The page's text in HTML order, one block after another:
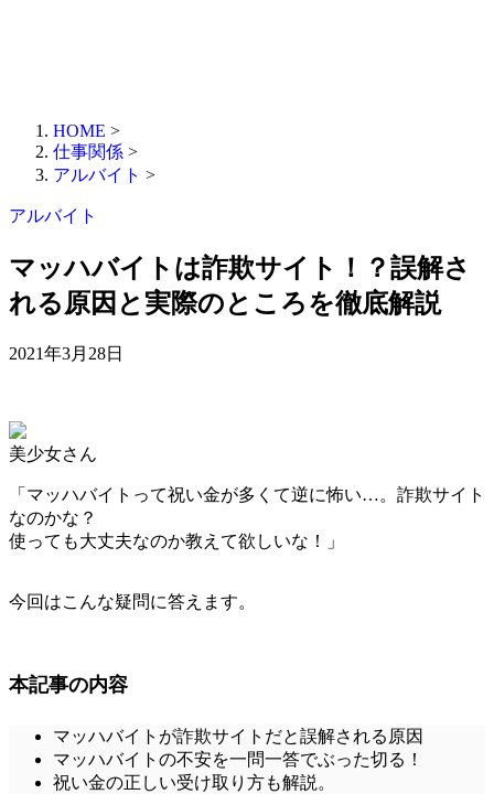
HOME >
仕事関係 >
アルバイト >
アルバイト
マッハバイトは詐欺サイト！？誤解さ
れる原因と実際のところを徹底解説
2021年3月28日
美少女さん
「マッハバイトって祝い金が多くて逆に怖い…。詐欺サイト
なのかな？
使っても大丈夫なのか教えて欲しいな！」
今回はこんな疑問に答えます。
本記事の内容
マッハバイトが詐欺サイトだと誤解される原因
マッハバイトの不安を一問一答でぶった切る！
祝い金の正しい受け取り方も解説。